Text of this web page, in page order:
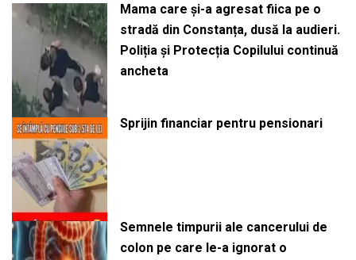
Mama care și-a agresat fiica pe o
stradă din Constanța, dusă la audieri.
Poliția și Protecția Copilului continuă
ancheta
Sprijin financiar pentru pensionari
Semnele timpurii ale cancerului de
colon pe care le-a ignorat o